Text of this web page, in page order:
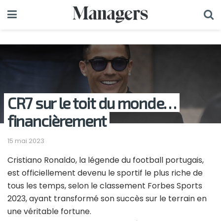
CR7 sur le toit du monde…
financièrement
15 mai 2023
Cristiano Ronaldo, la légende du football portugais,
est officiellement devenu le sportif le plus riche de
tous les temps, selon le classement Forbes Sports
2023, ayant transformé son succès sur le terrain en
une véritable fortune.